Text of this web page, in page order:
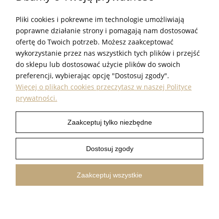
GODZINY PRACY
PN - PT. 7:00 - 15:00
INFORMACJE
POMOC
PRODUKTY
Pliki cookies i pokrewne im technologie umożliwiają
poprawne działanie strony i pomagają nam dostosować
ofertę do Twoich potrzeb. Możesz zaakceptować
wykorzystanie przez nas wszystkich tych plików i przejść
do sklepu lub dostosować użycie plików do swoich
preferencji, wybierając opcję "Dostosuj zgody".
Więcej o plikach cookies przeczytasz w naszej Polityce
prywatności.
Zaakceptuj tylko niezbędne
Dostosuj zgody
Zaakceptuj wszystkie